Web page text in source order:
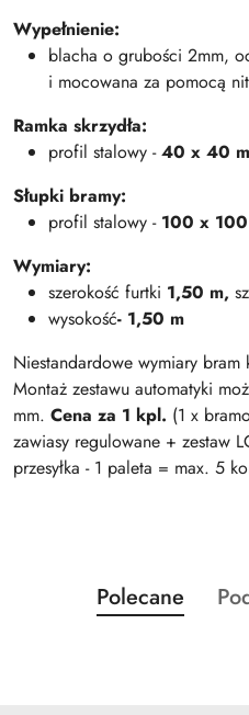
Wypełnienie:
blacha o grubości 2mm,
i mocowana za pomocą
Ramka skrzydła:
profil stalowy -40 x 40
Słupki bramy:
profil stalowy - 100 x
Wymiary:
szerokość furtki 1,50 m,
wysokość- 1,50 m
Niestandardowe wymiary bram
Montaż zestawu automatyki
mm. Cena za 1 kpl. (1 x
zawiasy regulowane + zestaw
przesyłka - 1 paleta = max. 5
Pomiń karuzelę
Produkty
o
Polecane